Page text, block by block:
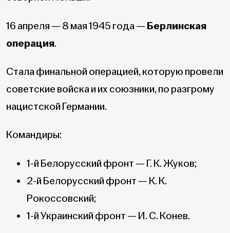
16 апреля — 8 мая 1945 года — Берлинская
операция.
Стала финальной операцией, которую провели
советские войска и их союзники, по разгрому
нацистской Германии.
Командиры:
1-й Белорусский фронт — Г. К. Жуков;
2-й Белорусский фронт — К. К.
Рокоссовский;
1-й Украинский фронт — И. С. Конев.